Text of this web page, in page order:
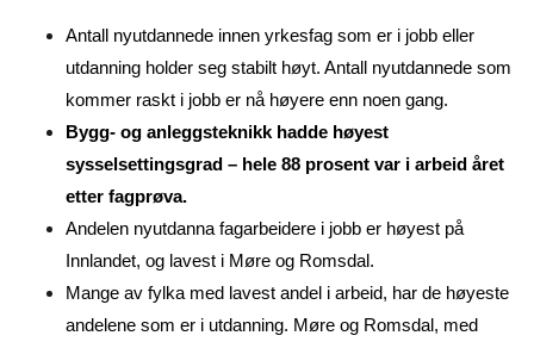
Antall nyutdannede innen yrkesfag som er i jobb eller
utdanning holder seg stabilt høyt. Antall nyutdannede som
kommer raskt i jobb er nå høyere enn noen gang.
Bygg- og anleggsteknikk hadde høyest
sysselsettingsgrad – hele 88 prosent var i arbeid året
etter fagprøva.
Andelen nyutdanna fagarbeidere i jobb er høyest på
Innlandet, og lavest i Møre og Romsdal.
Mange av fylka med lavest andel i arbeid, har de høyeste
andelene som er i utdanning. Møre og Romsdal, med